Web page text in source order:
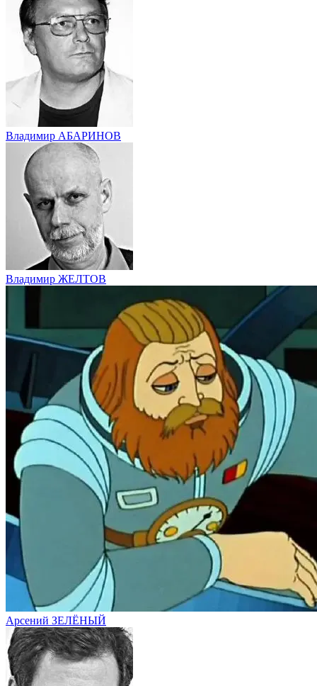
Владимир АБАРИНОВ
Владимир ЖЕЛТОВ
Арсений ЗЕЛЁНЫЙ